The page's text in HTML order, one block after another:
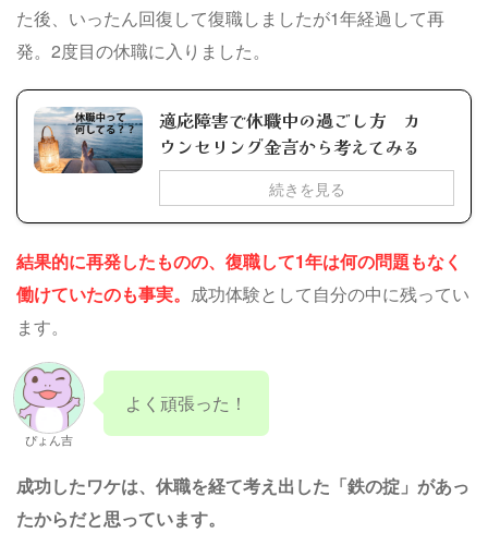
た後、いったん回復して復職しましたが1年経過して再
発。2度目の休職に入りました。
適応障害で休職中の過ごし方 カ
ウンセリング金言から考えてみる
続きを見る
結果的に再発したものの、復職して1年は何の問題もなく
働けていたのも事実。 成功体験として自分の中に残ってい
ます。
ぴょん吉
よく頑張った！
成功したワケは、休職を経て考え出した「鉄の掟」があっ
たからだと思っています。